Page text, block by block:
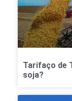
Tarifaço de
soja?